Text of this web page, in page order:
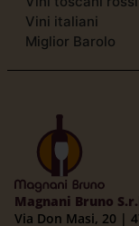
Vini italiani
Miglior Barolo
Magnani Bruno
Via Don Masi, 20 |